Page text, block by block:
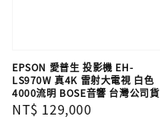
EPSON 愛普生 投影機 EH-
LS970W 真4K 雷射大電視 白色
4000流明 BOSE音響 台灣公司貨
Regular
NT$ 129,000